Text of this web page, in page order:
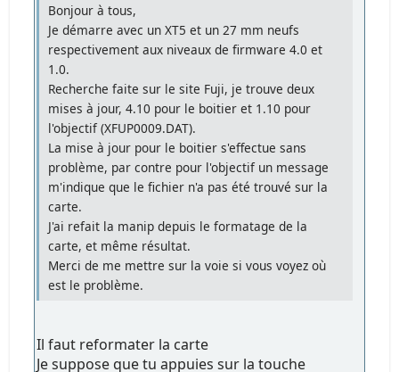
Bonjour à tous,
Je démarre avec un XT5 et un 27 mm neufs
respectivement aux niveaux de firmware 4.0 et
1.0.
Recherche faite sur le site Fuji, je trouve deux
mises à jour, 4.10 pour le boitier et 1.10 pour
l'objectif (XFUP0009.DAT).
La mise à jour pour le boitier s'effectue sans
problème, par contre pour l'objectif un message
m'indique que le fichier n'a pas été trouvé sur la
carte.
J'ai refait la manip depuis le formatage de la
carte, et même résultat.
Merci de me mettre sur la voie si vous voyez où
est le problème.
Il faut reformater la carte
Je suppose que tu appuies sur la touche